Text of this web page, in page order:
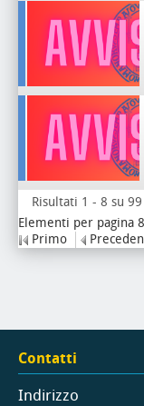
Risultati 1 - 8 su 99
Elementi per pagina 8
Primo
Contatti
Indirizzo